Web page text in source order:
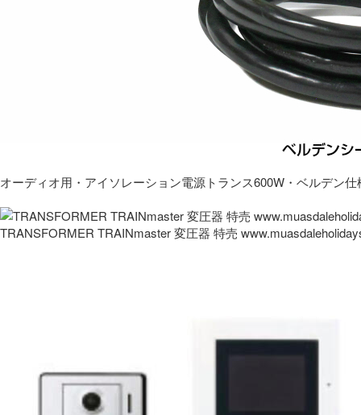
オーディオ用・アイソレーション電源トランス600W・ベルデン仕
TRANSFORMER TRAINmaster 変圧器 特売